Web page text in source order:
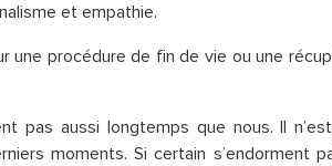
et empathie.
une procédure de fin de vie ou une
pas aussi longtemps que nous. Il
moments. Si certain s’endorment